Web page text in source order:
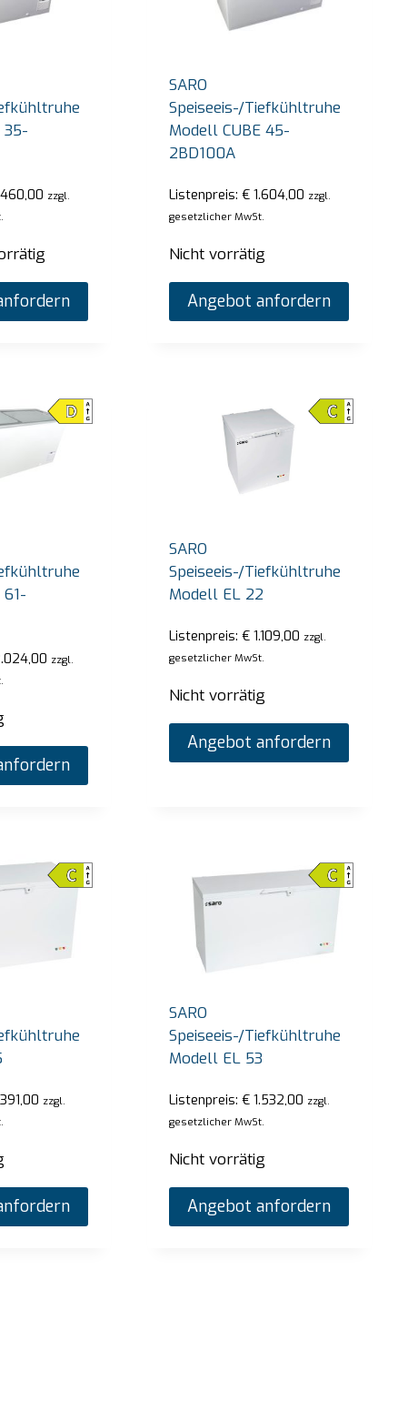
35-
zzgl.
SARO
Speiseeis-/Tiefkühltruhe
Modell CUBE 45-
2BD100A
Listenpreis:€ 1.604,00 zzgl.
gesetzlicher MwSt.
Nicht vorrätig
Angebot anfordern
zzgl.
SARO
Speiseeis-/Tiefkühltruhe
Modell EL 22
Listenpreis:€ 1.109,00 zzgl.
gesetzlicher MwSt.
Nicht vorrätig
Angebot anfordern
zzgl.
SARO
Speiseeis-/Tiefkühltruhe
Modell EL 53
Listenpreis:€ 1.532,00 zzgl.
gesetzlicher MwSt.
Nicht vorrätig
Angebot anfordern
Thermobehälter Modell Emmerich
Angebot anfordern
Nur noch 1